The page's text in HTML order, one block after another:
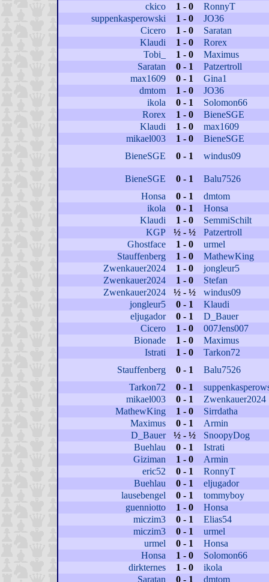
ckico
1 - 0
RonnyT
suppenkasperowski
1 - 0
JO36
Cicero
1 - 0
Saratan
Klaudi
1 - 0
Rorex
Tobi_
1 - 0
Maximus
Saratan
0 - 1
Patzertroll
max1609
0 - 1
Gina1
dmtom
1 - 0
JO36
ikola
0 - 1
Solomon66
Rorex
1 - 0
BieneSGE
Klaudi
1 - 0
max1609
mikael003
1 - 0
BieneSGE
BieneSGE
0 - 1 windus09
BieneSGE 0 - 1
Balu7526
Honsa
0 - 1
dmtom
ikola
0 - 1
Honsa
Klaudi
1 - 0
SemmiSchilt
KGP
½ - ½
Patzertroll
Ghostface
1 - 0
urmel
Stauffenberg
1 - 0
MathewKing
Zwenkauer2024
1 - 0
jongleur5
Zwenkauer2024
1 - 0
Stefan
Zwenkauer2024
½ - ½
windus09
jongleur5
0 - 1
Klaudi
eljugador
0 - 1
D_Bauer
Cicero
1 - 0
007Jens007
Bionade
1 - 0
Maximus
Istrati
1 - 0
Tarkon72
Stauffenberg
0 - 1
Balu7526
Tarkon72
0 - 1
mikael003
0 - 1
Zwenkauer2024
MathewKing
1 - 0
Sirrdatha
Maximus
0 - 1
Armin
D_Bauer
½ - ½
SnoopyDog
Buehlau
0 - 1
Istrati
Giziman
1 - 0
Armin
eric52
0 - 1
RonnyT
Buehlau
0 - 1
eljugador
lausebengel
0 - 1
tommyboy
guenniotto
1 - 0
Honsa
miczim3
0 - 1
Elias54
miczim3
0 - 1
urmel
urmel
0 - 1
Honsa
Honsa
1 - 0
Solomon66
dirkternes
1 - 0
ikola
Saratan
0 - 1
dmtom